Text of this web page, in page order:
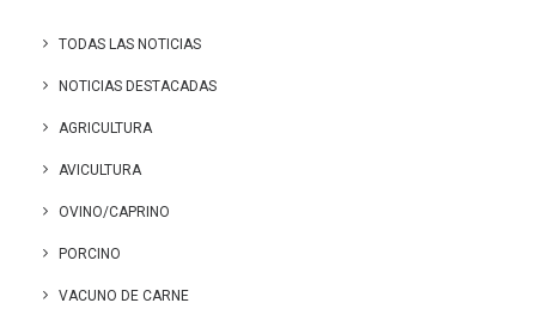
TODAS LAS NOTICIAS
NOTICIAS DESTACADAS
AGRICULTURA
AVICULTURA
OVINO/CAPRINO
PORCINO
VACUNO DE CARNE